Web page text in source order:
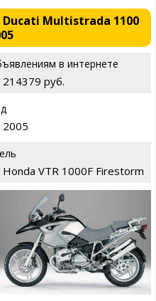
Multistrada 1100
в интернете
214379 руб.
2005
Honda VTR 1000F Firestorm